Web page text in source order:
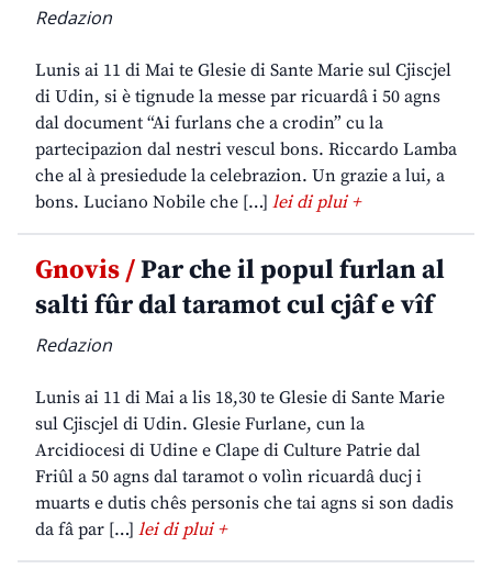
Redazion
Lunis ai 11 di Mai te Glesie di Sante Marie sul Cjiscjel
di Udin, si è tignude la messe par ricuardâ i 50 agns
dal document “Ai furlans che a crodin” cu la
partecipazion dal nestri vescul bons. Riccardo Lamba
che al à presiedude la celebrazion. Un grazie a lui, a
bons. Luciano Nobile che […] lei di plui +
Gnovis /Par che il popul furlan al
salti fûr dal taramot cul cjâf e vîf
Redazion
Lunis ai 11 di Mai a lis 18,30 te Glesie di Sante Marie
sul Cjiscjel di Udin. Glesie Furlane, cun la
Arcidiocesi di Udine e Clape di Culture Patrie dal
Friûl a 50 agns dal taramot o volìn ricuardâ ducj i
muarts e dutis chês personis che tai agns si son dadis
da fâ par […] lei di plui +